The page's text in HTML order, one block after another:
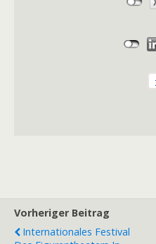
Vorheriger Beitrag
Internationales Festival